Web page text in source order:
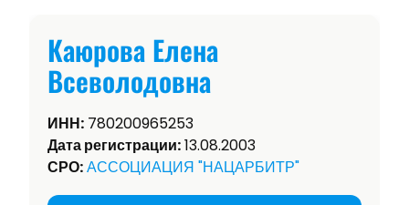
Каюрова Елена
Всеволодовна
ИНН: 780200965253
Дата регистрации:13.08.2003
СРО:АССОЦИАЦИЯ "НАЦАРБИТР"